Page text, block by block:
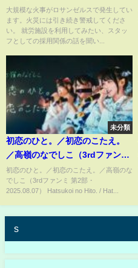
事。命を守る方法を消防レスキ
ューが徹底解説。
大規模な火事がロサンゼルスで発生してい
ます。火災には引き続き警戒してくださ
い。 就労施設を利用してみたい、スタッ
フとしての採用関係の話を聞い...
未分類
初恋のひと。／初恋のこたえ。
／高嶺のなでしこ（3rdファンミ
第2部・2025.08.07）
初恋のひと。／初恋のこたえ。／高嶺のな
でしこ（3rdファンミ 第2部・
2025.08.07） Hatsukoi no Hito. / Hat...
s